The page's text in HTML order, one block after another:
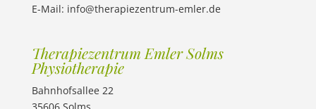
E-Mail: info@therapiezentrum-emler.de
Therapiezentrum Emler Solms
Physiotherapie
Bahnhofsallee 22